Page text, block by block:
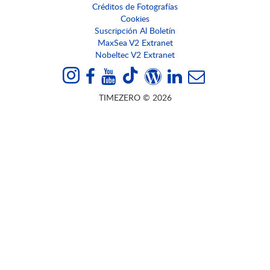
Créditos de Fotografías
Cookies
Suscripción Al Boletín
MaxSea V2 Extranet
Nobeltec V2 Extranet
TIMEZERO © 2026